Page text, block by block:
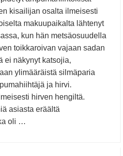
kisailijan osalta ilmeisesti
makuupaikalta lähtenyt
kun hän metsäosuudella
toikkaroivan vajaan sadan
ei näkynyt katsojia,
ylimääräistä silmäparia
ja hirvi.
hirven hengiltä.
asiasta eräältä
oli …